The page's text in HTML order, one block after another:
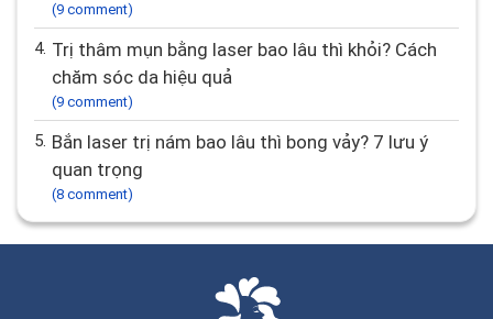
(9 comment)
4. Trị thâm mụn bằng laser bao lâu thì khỏi? Cách
chăm sóc da hiệu quả
(9 comment)
5. Bắn laser trị nám bao lâu thì bong vảy? 7 lưu ý
quan trọng
(8 comment)